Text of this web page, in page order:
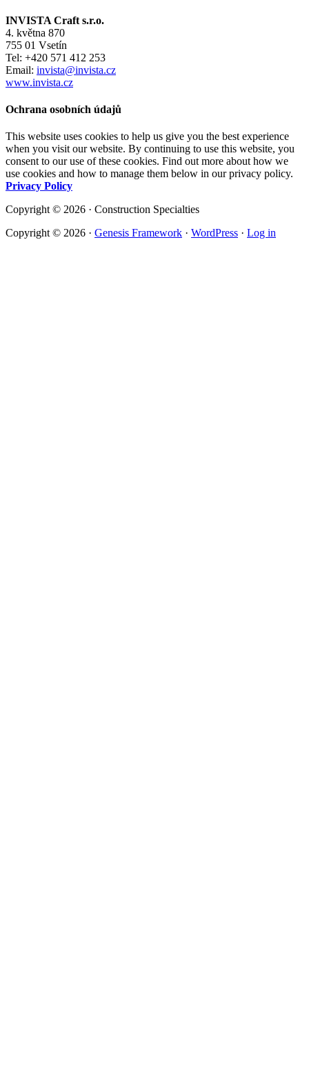
INVISTA Craft s.r.o.
4. května 870
755 01 Vsetín
Tel: +420 571 412 253
Email: invista@invista.cz
www.invista.cz
Ochrana osobních údajů
This website uses cookies to help us give you the best experience
when you visit our website. By continuing to use this website, you
consent to our use of these cookies. Find out more about how we
use cookies and how to manage them below in our privacy policy.
Privacy Policy
Copyright © 2026 · Construction Specialties
Copyright © 2026 · Genesis Framework · WordPress · Log in